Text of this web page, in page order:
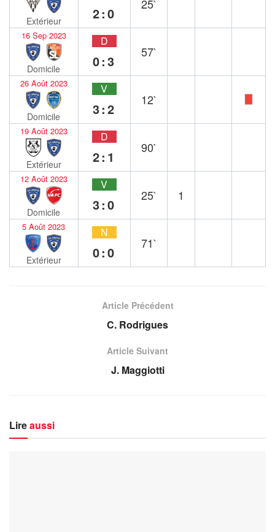
Extérieur 2:0
25`
16 Sep 2023
Domicile
D
0:3
57`
26 Août 2023
Domicile
V
3:2
12`
19 Août 2023
Extérieur
D
2:1
90`
12 Août 2023
Domicile
V
3:0
25` 1
5 Août 2023
Extérieur
N
0:0
71`
Article Précédent
C. Rodrigues
Article Suivant
J. Maggiotti
Lireaussi